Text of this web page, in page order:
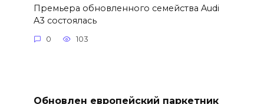
Премьера обновленного семейства Audi
A3 состоялась
0 103
Обновлен европейский паркетник